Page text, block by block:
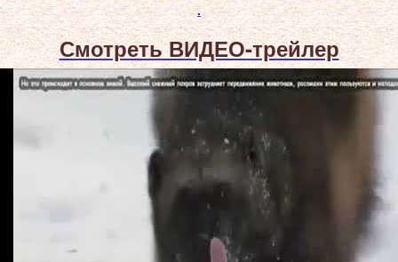
.
Смотреть ВИДЕО-трейлер